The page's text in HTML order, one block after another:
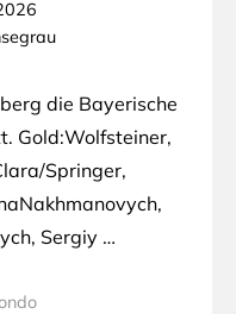
die Bayerische
Gold:Wolfsteiner,
Springer,
Sergiy …